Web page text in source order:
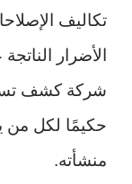
تكاليف
الأضرار
شركة كشف
حكيمًا لكل من
منشأته.